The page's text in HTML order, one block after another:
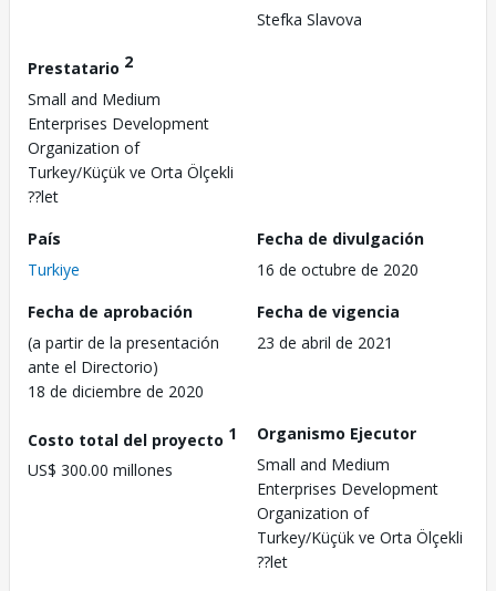
Stefka Slavova
Prestatario 2
Small and Medium
Enterprises Development
Organization of
Turkey/Küçük ve Orta Ölçekli
??let
País
Turkiye
Fecha de divulgación
16 de octubre de 2020
Fecha de aprobación
(a partir de la presentación
ante el Directorio)
18 de diciembre de 2020
Fecha de vigencia
23 de abril de 2021
Costo total del proyecto 1
US$ 300.00 millones
Organismo Ejecutor
Small and Medium
Enterprises Development
Organization of
Turkey/Küçük ve Orta Ölçekli
??let